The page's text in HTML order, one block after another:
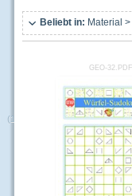
(176)
Beliebt in: Material
GEO-